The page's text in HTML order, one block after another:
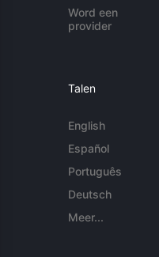
Word een
provider
Talen
English
Español
Português
Deutsch
Meer...